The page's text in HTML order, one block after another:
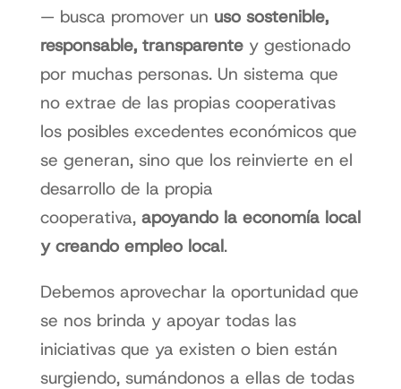
— busca promover un uso sostenible,
responsable, transparentey gestionado
por muchas personas. Un sistema que
no extrae de las propias cooperativas
los posibles excedentes económicos que
se generan, sino que los reinvierte en el
desarrollo de la propia
cooperativa, apoyando la economía local
y creando empleo local.
Debemos aprovechar la oportunidad que
se nos brinda y apoyar todas las
iniciativas que ya existen o bien están
surgiendo, sumándonos a ellas de todas